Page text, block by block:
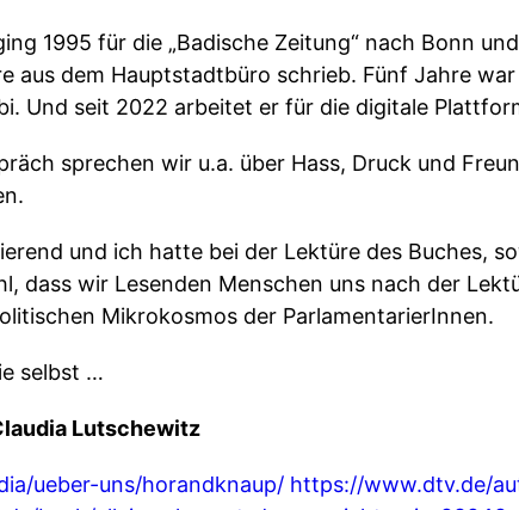
1995 für die „Badische Zeitung“ nach Bonn
aus dem Hauptstadtbüro schrieb. Fünf Jahre
Und seit 2022 arbeitet er für die digitale
sprechen wir u.a. über Hass, Druck und
und ich hatte bei der Lektüre des Buches,
dass wir Lesenden Menschen uns nach der
Mikrokosmos der ParlamentarierInnen.
selbst …
Lutschewitz
ueber-uns/horandknaup/ https://www.dtv.de/